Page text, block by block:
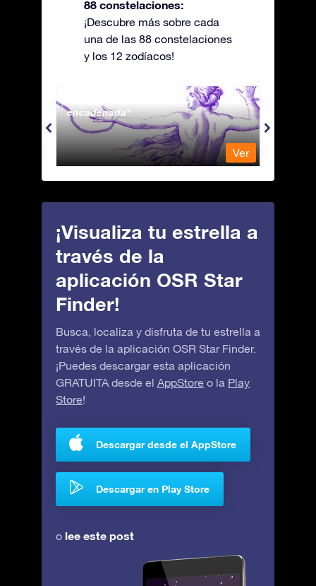
88 constelaciones:
¡Descubre más sobre cada
una de las 88 constelaciones
y los 12 zodíacos!
Andromeda - La princesa
encadenada
Ver
¡Visualiza tu estrella a
través de la
aplicación OSR Star
Finder!
Busca, localiza y disfruta de tu estrella a
través de la aplicación OSR Star Finder.
¡Puedes descargar esta aplicación
GRATUITA desde el AppStore o la Play
Store!
Descargar desde el AppStore
Descargar en Play Store
o lee este post